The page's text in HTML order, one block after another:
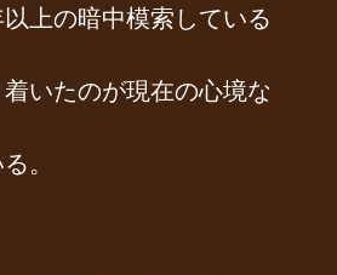
上の暗中模索している
いたのが現在の心境な
。